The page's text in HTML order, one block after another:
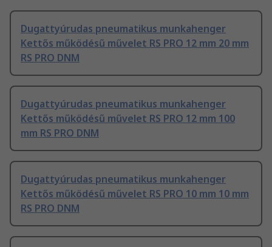
Dugattyúrudas pneumatikus munkahenger
Kettős működésű művelet RS PRO 12 mm 20 mm
RS PRO DNM
Dugattyúrudas pneumatikus munkahenger
Kettős működésű művelet RS PRO 12 mm 100
mm RS PRO DNM
Dugattyúrudas pneumatikus munkahenger
Kettős működésű művelet RS PRO 10 mm 10 mm
RS PRO DNM